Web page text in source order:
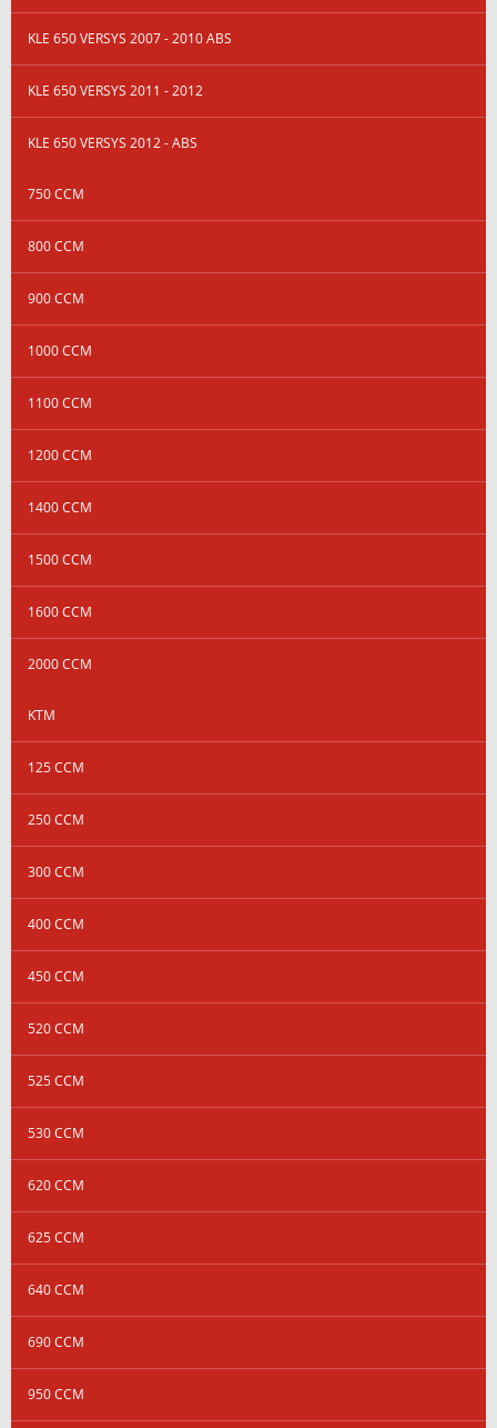
KLE 650 VERSYS 2007 - 2010 ABS
KLE 650 VERSYS 2011 - 2012
KLE 650 VERSYS 2012 - ABS
750 CCM
800 CCM
900 CCM
1000 CCM
1100 CCM
1200 CCM
1400 CCM
1500 CCM
1600 CCM
2000 CCM
KTM
125 CCM
250 CCM
300 CCM
400 CCM
450 CCM
520 CCM
525 CCM
530 CCM
620 CCM
625 CCM
640 CCM
690 CCM
950 CCM